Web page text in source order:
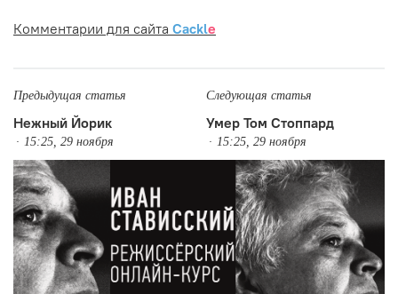
Комментарии для сайта Cackle
Предыдущая статья
Нежный Йорик
15:25, 29 ноября
Следующая статья
Умер Том Стоппард
15:25, 29 ноября